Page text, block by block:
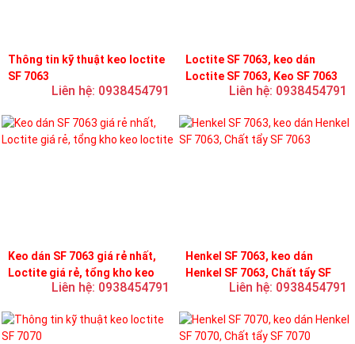
Thông tin kỹ thuật keo loctite
SF 7063
Liên hệ: 0938454791
Loctite SF 7063, keo dán
Loctite SF 7063, Keo SF 7063
Liên hệ: 0938454791
Keo dán SF 7063 giá rẻ nhất,
Loctite giá rẻ, tổng kho keo
Liên hệ: 0938454791
Henkel SF 7063, keo dán
Henkel SF 7063, Chất tẩy SF
Liên hệ: 0938454791